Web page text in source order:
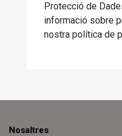
Protecció de
informació sobre
nostra política de
Nosaltres